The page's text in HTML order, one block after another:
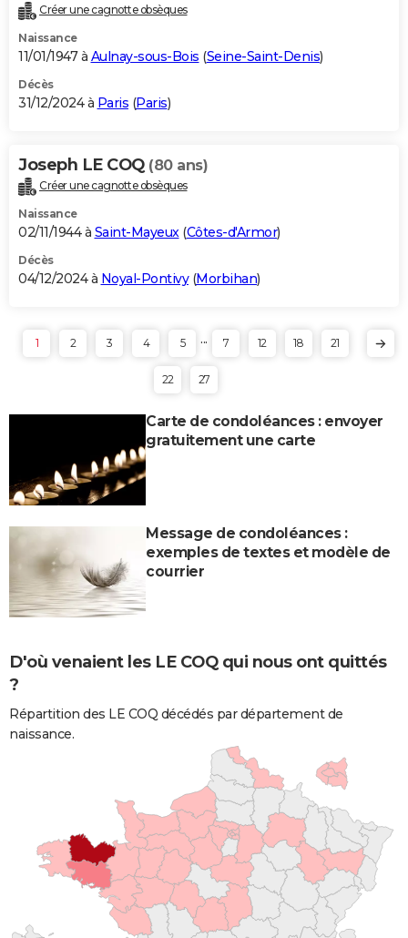
Créer une cagnotte obsèques
Naissance
11/01/1947 à Aulnay-sous-Bois (Seine-Saint-Denis)
Décès
31/12/2024 à Paris (Paris)
Joseph LE COQ (80 ans)
Créer une cagnotte obsèques
Naissance
02/11/1944 à Saint-Mayeux (Côtes-d'Armor)
Décès
04/12/2024 à Noyal-Pontivy(Morbihan)
1 2 3 4 5 ... 7 12 18 21
22 27
Carte de condoléances : envoyer
gratuitement une carte
Message de condoléances :
exemples de textes et modèle de
courrier
D'où venaient les LE COQ qui nous ont quittés
?
Répartition des LE COQ décédés par département de
naissance.